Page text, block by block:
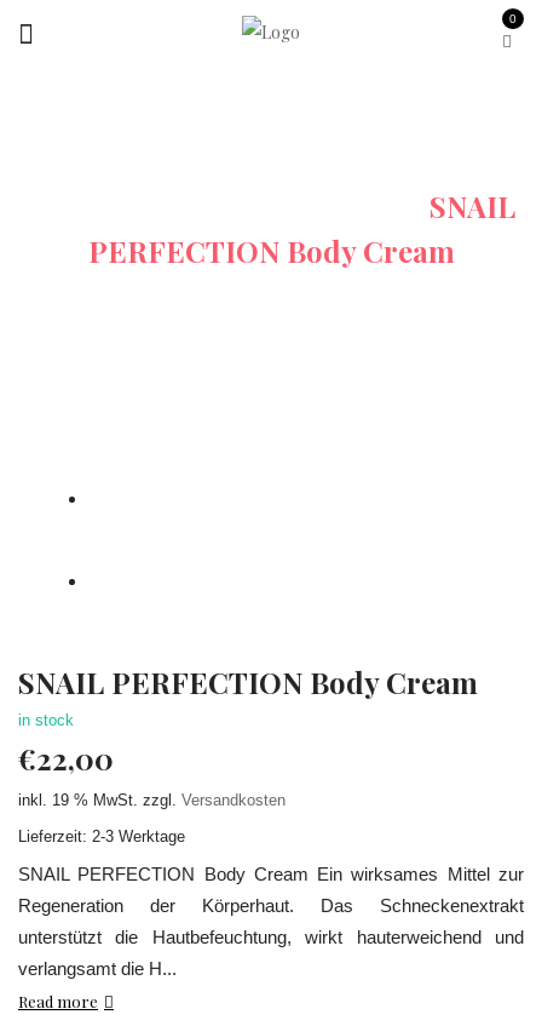
0
SNAIL
PERFECTION Body Cream
SNAIL PERFECTION Body Cream
in stock
€22,00
inkl. 19 % MwSt. zzgl. Versandkosten
Lieferzeit: 2-3 Werktage
SNAIL PERFECTION Body Cream Ein wirksames Mittel zur
Regeneration der Körperhaut. Das Schneckenextrakt
unterstützt die Hautbefeuchtung, wirkt hauterweichend und
verlangsamt die H...
Read more